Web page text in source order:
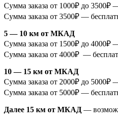
Сумма заказа от 1000₽ до 3500₽
Сумма заказа от 3500₽ —
5 — 10 км от МКАД
Сумма заказа от 1500₽ до 4000₽
Сумма заказа от 4000₽ —
10 — 15 км от МКАД
Сумма заказа от 2000₽ до 5000₽
Сумма заказа от 5000₽ —
Далее 15 км от МКАД —